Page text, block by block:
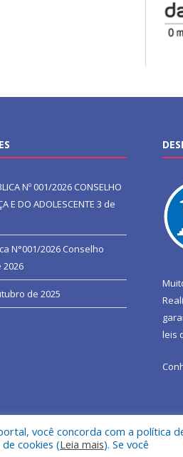
Nº 001/2026 CONSELHO
E DO ADOLESCENTE 3 de
N°001/2026 Conselho
de 2025
leis
Mapa do Site
você concorda com a política
cookies (Leia mais). Se você